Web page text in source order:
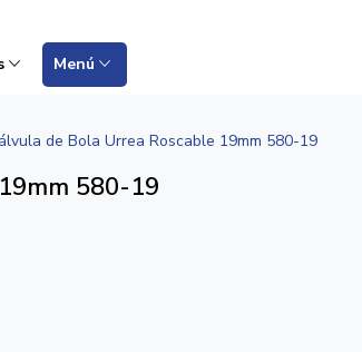
Menú
de Bola Urrea Roscable 19mm 580-19
580-19